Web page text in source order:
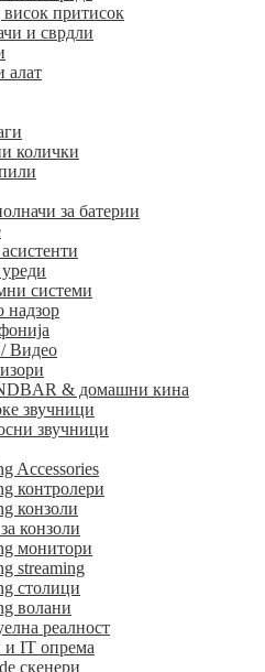
притисок
и сврдли
алат
колички
за батерии
системи
надзор
Видео
& домашни кина
звучници
звучници
Accessories
контролери
конзоли
конзоли
монитори
streaming
столици
волани
реалност
и IT опрема
скенери